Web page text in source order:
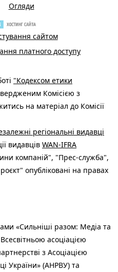
Огляди
сайтом
платного доступу
"Кодексом етики
Комісією з
на матеріал до Комісії
регіональні видавці
видавців WAN-IFRA
компаній", "Прес-служба",
опубліковані на правах
«Сильніші разом: Медіа та
асоціацією
з Асоціацією
України» (АНРВУ) та